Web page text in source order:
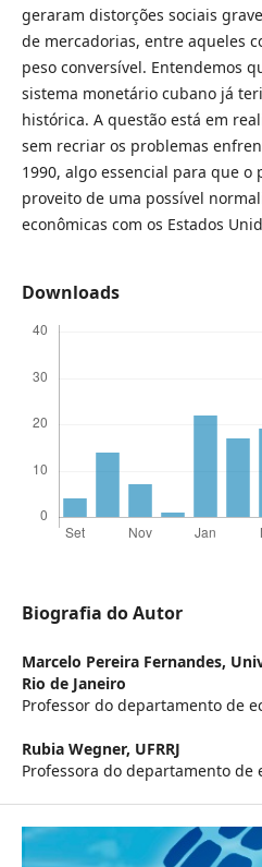
geraram distorções sociais
de mercadorias, entre aqueles
peso conversível. Entendemos
sistema monetário cubano já
histórica. A questão está em
sem recriar os problemas
1990, algo essencial para que
proveito de uma possível
econômicas com os Estados
Downloads
Biografia do Autor
Marcelo Pereira Fernandes,
Rio de Janeiro
Professor do departamento de
Rubia Wegner, UFRRJ
Professora do departamento de